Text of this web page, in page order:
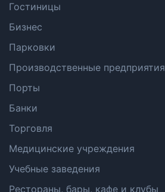
Гостиницы
Бизнес
Парковки
Производственные предприятия
Порты
Банки
Торговля
Медицинские учреждения
Учебные заведения
Рестораны, бары, кафе и клубы